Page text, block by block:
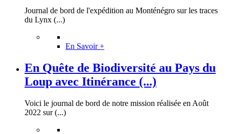
Journal de bord de l'expédition au Monténégro sur les traces
du Lynx (...)
En Savoir +
En Quête de Biodiversité au Pays du
Loup avec Itinérance (...)
Voici le journal de bord de notre mission réalisée en Août
2022 sur (...)